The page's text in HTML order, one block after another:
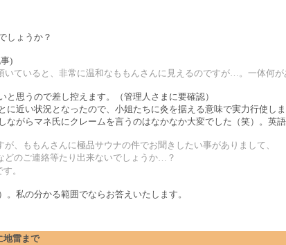
しょうか？
)
いていると、非常に温和なももんさんに見えるのですが…。一体何
思うので差し控えます。（管理人さまに要確認）
に近い状況となったので、小姐たちに灸を据える意味で実力行使し
ながらマネ氏にクレームを言うのはなかなか大変でした（笑）。英
、ももんさんに極品サウナの件でお聞きしたい事がありまして、
どのご連絡等たり出来ないでしょうか…？
。
私の分かる範囲でならお答えいたします。
地雷まで